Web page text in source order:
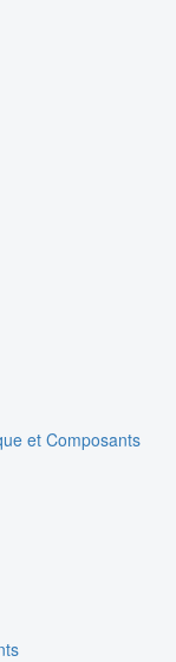
et Composants